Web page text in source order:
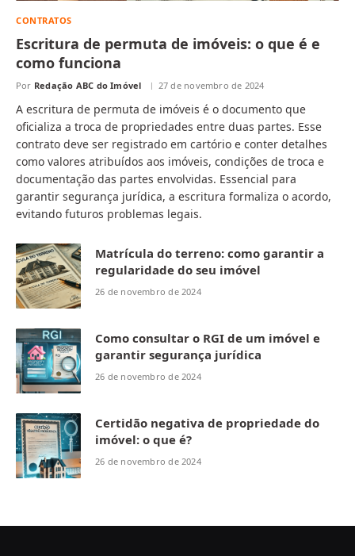
CONTRATOS
Escritura de permuta de imóveis: o que é e
como funciona
Por Redação ABC do Imóvel 27 de novembro de 2024
A escritura de permuta de imóveis é o documento que
oficializa a troca de propriedades entre duas partes. Esse
contrato deve ser registrado em cartório e conter detalhes
como valores atribuídos aos imóveis, condições de troca e
documentação das partes envolvidas. Essencial para
garantir segurança jurídica, a escritura formaliza o acordo,
evitando futuros problemas legais.
Matrícula do terreno: como garantir a
regularidade do seu imóvel
26 de novembro de 2024
Como consultar o RGI de um imóvel e
garantir segurança jurídica
26 de novembro de 2024
Certidão negativa de propriedade do
imóvel: o que é?
26 de novembro de 2024